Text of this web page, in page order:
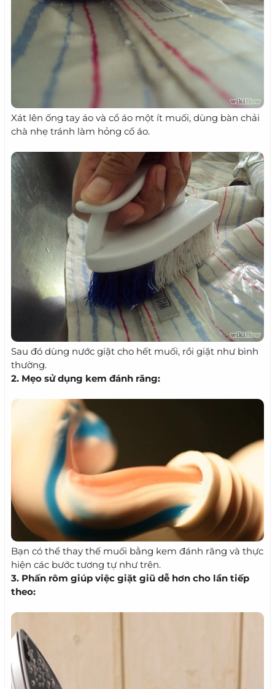
Xát lên ống tay áo và cổ áo một ít muối, dùng bàn chải
chà nhẹ tránh làm hỏng cổ áo.
Sau đó dùng nước giặt cho hết muối, rồi giặt như bình
thường.
2. Mẹo sử dụng kem đánh răng:
Bạn có thể thay thế muối bằng kem đánh răng và thực
hiện các bước tương tự như trên.
3. Phấn rôm giúp việc giặt giũ dễ hơn cho lần tiếp
theo: